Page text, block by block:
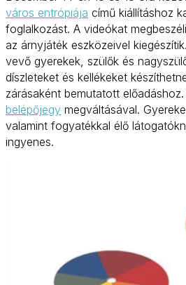
város entrópiája című kiállításhoz
foglalkozást. A videókat
az árnyjáték eszközeivel
vevő gyerekek, szülők és
díszleteket és kellékeket
zárásaként bemutatott
belépőjegy megváltásával.
valamint fogyatékkal élő
ingyenes.